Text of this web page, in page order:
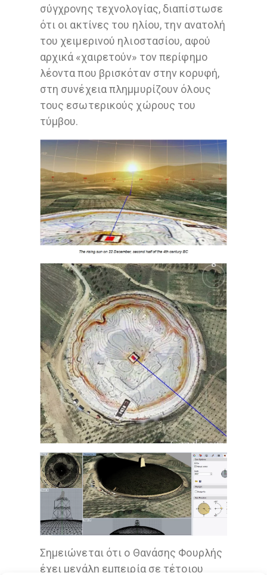
σύγχρονης τεχνολογίας, διαπίστωσε
ότι οι ακτίνες του ηλίου, την ανατολή
του χειμερινού ηλιοστασίου, αφού
αρχικά «χαιρετούν» τον περίφημο
λέοντα που βρισκόταν στην κορυφή,
στη συνέχεια πλημμυρίζουν όλους
τους εσωτερικούς χώρους του
τύμβου.
Σημειώνεται ότι ο Θανάσης Φουρλής
έχει μεγάλη εμπειρία σε τέτοιου